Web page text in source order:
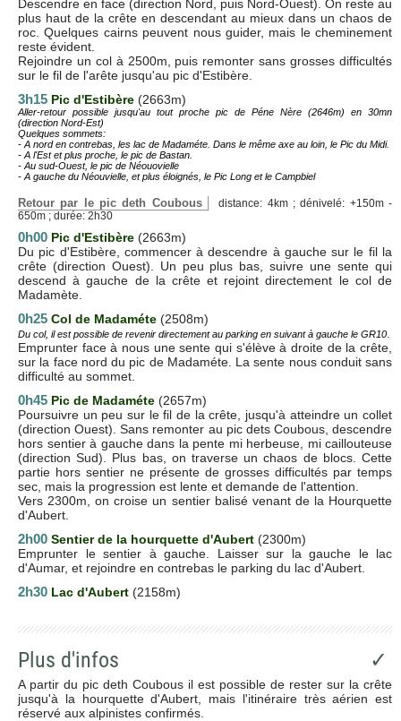
Descendre en face (direction Nord, puis Nord-Ouest). On reste au
plus haut de la crête en descendant au mieux dans un chaos de
roc. Quelques cairns peuvent nous guider, mais le cheminement
reste évident.
Rejoindre un col à 2500m, puis remonter sans grosses difficultés
sur le fil de l'arête jusqu'au pic d'Estibère.
3h15 Pic d'Estibère (2663m)
Aller-retour possible jusqu'au tout proche pic de Péne Nère (2646m) en 30mn
(direction Nord-Est)
Quelques sommets:
- A nord en contrebas, les lac de Madaméte. Dans le même axe au loin, le Pic du Midi.
- A l'Est et plus proche, le pic de Bastan.
- Au sud-Ouest, le pic de Néouovielle
- A gauche du Néouvielle, et plus éloignés, le Pic Long et le Campbiel
Retour par le pic deth Coubous
distance: 4km ; dénivelé: +150m -
650m ; durée: 2h30
0h00 Pic d'Estibère (2663m)
Du pic d'Estibère, commencer à descendre à gauche sur le fil la
crête (direction Ouest). Un peu plus bas, suivre une sente qui
descend à gauche de la crête et rejoint directement le col de
Madamète.
0h25 Col de Madaméte (2508m)
Du col, il est possible de revenir directement au parking en suivant à gauche le GR10
Emprunter face à nous une sente qui s'élève à droite de la crête,
sur la face nord du pic de Madaméte. La sente nous conduit sans
difficulté au sommet.
0h45 Pic de Madaméte (2657m)
Poursuivre un peu sur le fil de la crête, jusqu'à atteindre un collet
(direction Ouest). Sans remonter au pic dets Coubous, descendre
hors sentier à gauche dans la pente mi herbeuse, mi caillouteuse
(direction Sud). Plus bas, on traverse un chaos de blocs. Cette
partie hors sentier ne présente de grosses difficultés par temps
sec, mais la progression est lente et demande de l'attention.
Vers 2300m, on croise un sentier balisé venant de la Hourquette
d'Aubert.
2h00 Sentier de la hourquette d'Aubert (2300m)
Emprunter le sentier à gauche. Laisser sur la gauche le lac
d'Aumar, et rejoindre en contrebas le parking du lac d'Aubert.
2h30 Lac d'Aubert (2158m)
Plus d'infos ✓
A partir du pic deth Coubous il est possible de rester sur la crête
jusqu'à la hourquette d'Aubert, mais l'itinéraire très aérien est
réservé aux alpinistes confirmés.